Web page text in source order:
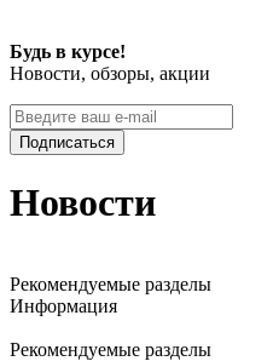
Будь в курсе!
Новости, обзоры, акции
Подписаться
Новости
Рекомендуемые разделы
Информация
Рекомендуемые разделы